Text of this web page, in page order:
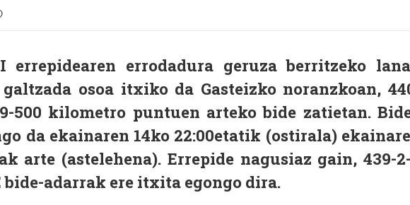
errepidearen errodadura geruza berritzeko
osoa itxiko da Gasteizko noranzkoan,
500 kilometro puntuen arteko bide zatietan.
da ekainaren 14ko 22:00etatik (ostirala)
arte (astelehena). Errepide nagusiaz gain, 439-
bide-adarrak ere itxita egongo dira.